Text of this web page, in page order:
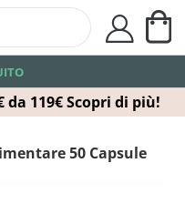
da 119€ Scopri di più!
user
50 Capsule